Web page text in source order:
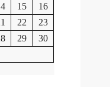
15
16
22
23
29 30